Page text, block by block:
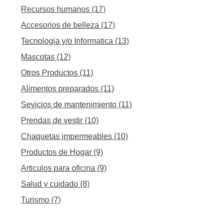
Recursos humanos (17)
Accesorios de belleza (17)
Tecnologia y/o Informatica (13)
Mascotas (12)
Otros Productos (11)
Alimentos preparados (11)
Sevicios de mantenimiento (11)
Prendas de vestir (10)
Chaquetas impermeables (10)
Productos de Hogar (9)
Articulos para oficina (9)
Salud y cuidado (8)
Turismo (7)